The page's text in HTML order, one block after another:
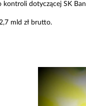
kontroli dotyczącej SK
mld zł brutto.